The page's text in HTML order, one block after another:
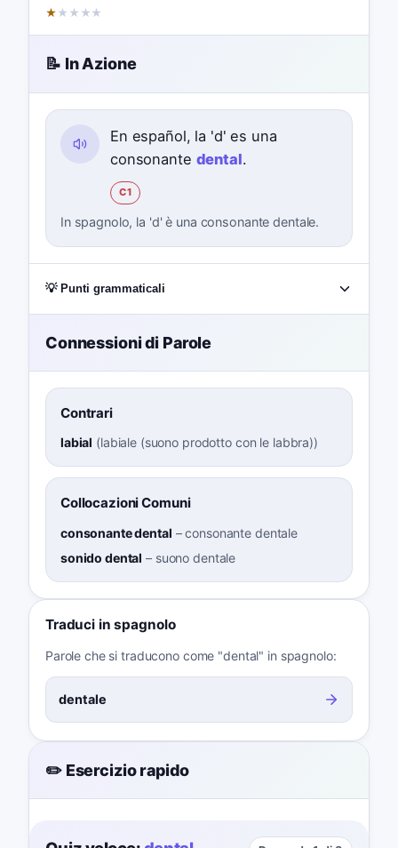
★ ★ ★ ★ ★
📝 In Azione
En español, la 'd' es una
consonante dental.
C1
In spagnolo, la 'd' è una consonante dentale.
💡 Punti grammaticali
Connessioni di Parole
Contrari
labial (labiale (suono prodotto con le labbra))
Collocazioni Comuni
consonante dental –consonante dentale
sonido dental – suono dentale
Traduci in spagnolo
Parole che si traducono come "dental" in spagnolo:
dentale
✏️ Esercizio rapido